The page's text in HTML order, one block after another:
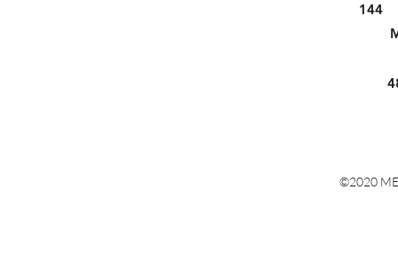
144
©2020